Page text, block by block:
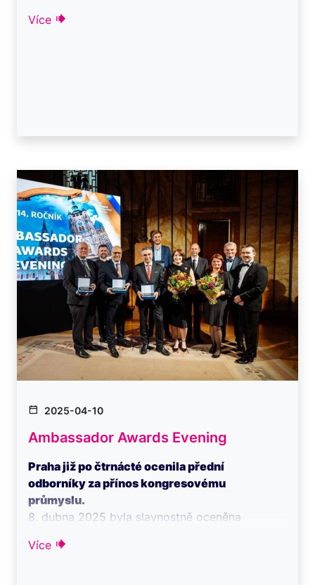
Více
2025-04-10
Ambassador Awards Evening
Praha již po čtrnácté ocenila přední
odborníky za přínos kongresovému
průmyslu.
8. dubna 2025 byla slavnostně oceněna
Více